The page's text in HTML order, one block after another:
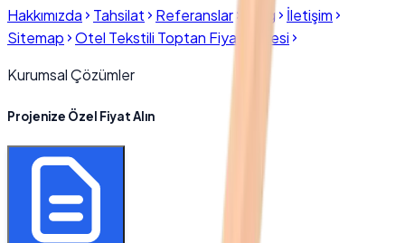
Hakkımızda
Tahsilat Referanslar Blog
İletişim
Sitemap
Otel Tekstili Toptan Fiyat Listesi
Kurumsal Çözümler
Projenize Özel Fiyat Alın